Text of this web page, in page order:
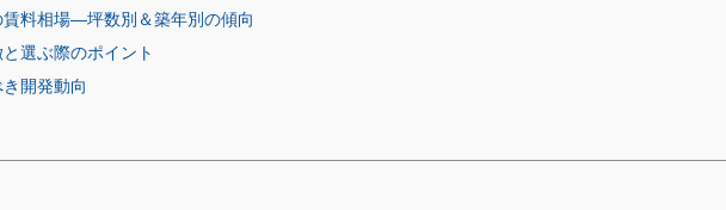
賃料相場—坪数別＆築年別の傾向
選ぶ際のポイント
開発動向